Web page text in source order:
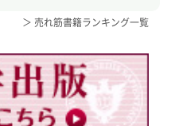
＞ 売れ筋書籍ランキング一覧